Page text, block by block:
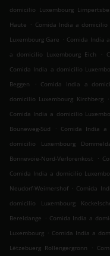
domicilio Luxembourg
Haute . Comida India a domicilio
Luxembourg Gare . Comida India
a domicilio Luxembourg Eich
.
Comida India a domicilio
Beggen
. Comida India a
domicilio Luxembourg Kirchberg .
Comida India a domicilio
Bouneweg-Süd
. Comida India a
domicilio Luxembourg
Bonnevoie-Nord-Verlorenkost
.
Comida India a domicilio
Neudorf-Weimershof . Comida
domicilio Luxembourg
Bereldange . Comida India a
Luxembourg . Comida India a
Lëtzebuerg Rollengergronn
.